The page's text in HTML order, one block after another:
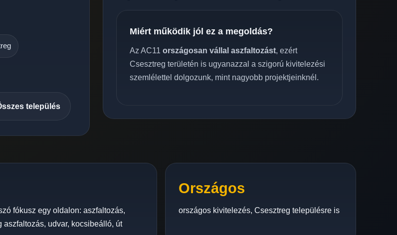
település
Miért működik jól ez a megoldás?
Az AC11országosan vállal aszfaltozást, ezért
Csesztreg területén is ugyanazzal a szigorú kivitelezési
szemlélettel dolgozunk, mint nagyobb projektjeinknél.
fókusz egy oldalon: aszfaltozás,
aszfaltozás, udvar, kocsibeálló, út
Országos
országos kivitelezés, Csesztreg településre is